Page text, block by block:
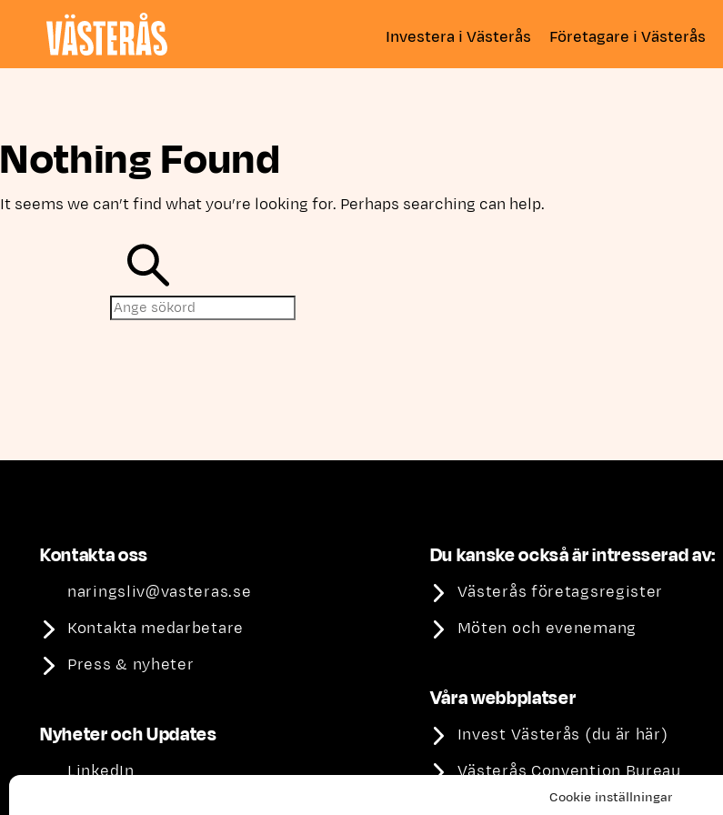
Cookie inställningar
Hoppa till innehåll
Investera i Västerås Företagare i Västerås
Nothing Found
It seems we can’t find what you’re looking for. Perhaps searching can help.
Kontakta oss
naringsliv@vasteras.se
Kontakta medarbetare
Press & nyheter
Nyheter och Updates
LinkedIn
Du kanske också är intresserad av:
Västerås företagsregister
Möten och evenemang
Våra webbplatser
Invest Västerås (du är här)
Västerås Convention Bureau
Visit Västerås